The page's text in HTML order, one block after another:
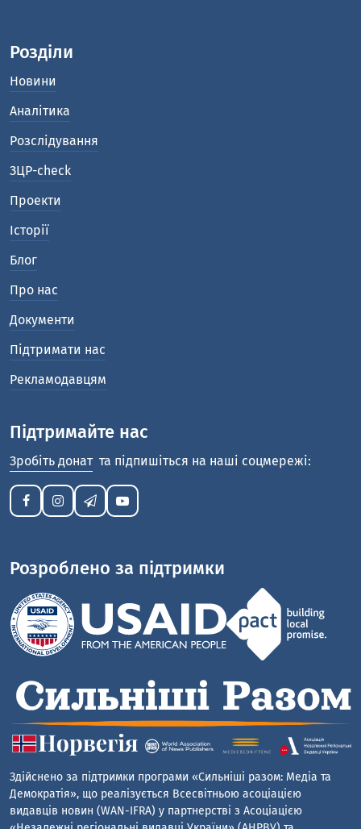
Розділи
Новини
Аналітика
Розслідування
ЗЦР-check
Проекти
Історії
Блог
Про нас
Документи
Підтримати нас
Рекламодавцям
Підтримайте нас
Зробіть донат та підпишіться на наші соцмережі:
Розроблено за підтримки
Здійснено за підтримки програми «Сильніші разом: Медіа та
Демократія», що реалізується Всесвітньою асоціацією
видавців новин (WAN-IFRA) у партнерстві з Асоціацією